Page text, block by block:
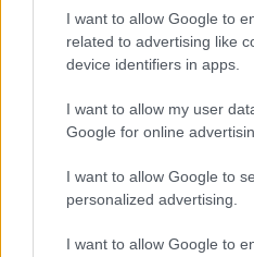
I want to allow Google to
related to advertising like
device identifiers in apps.
I want to allow my user
Google for online
I want to allow Google to
personalized advertising.
I want to allow Google to
M1 bővítés:
Bicske Kelet
Új
csomópont